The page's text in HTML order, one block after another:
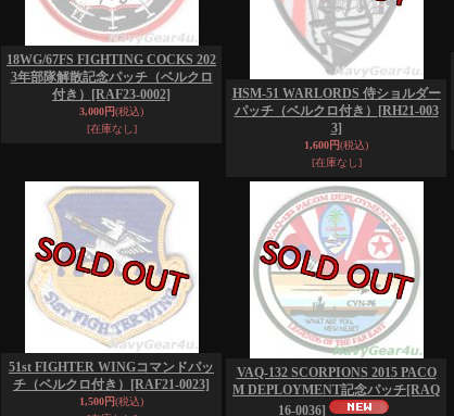
18WG/67FS FIGHTING COCKS 202
3年部隊解散記念パッチ（ベルクロ
付き）
[RAF23-0002]
3,000円(税込)
[在庫なし]
HSM-51 WARLORDS 侍ショルダー
パッチ（ベルクロ付き）
[RH21-003
3]
1,600円(税込)
[在庫なし]
51st FIGHTER WINGコマンドパッ
チ（ベルクロ付き）
[RAF21-0023]
1,500円(税込)
VAQ-132 SCORPIONS 2015 PACO
M DEPLOYMENT記念パッチ[RAQ
16-0036]